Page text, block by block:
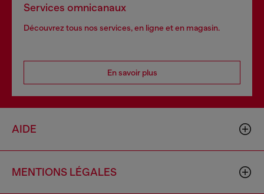
Services omnicanaux
Découvrez tous nos services, en ligne et en magasin.
En savoir plus
AIDE
MENTIONS LÉGALES